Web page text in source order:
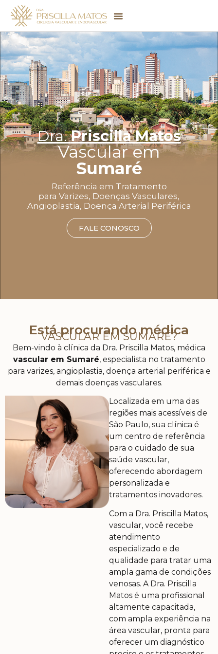
Dra.Priscilla Matos
Vascular em
Sumaré
Referência em Tratamento
para Varizes, Doenças Vasculares,
Angioplastia, Doença Arterial Periférica
FALE CONOSCO
Está procurando médica
VASCULAR EM SUMARÉ?
Bem-vindo à clínica da Dra. Priscilla Matos, médica
vascular em Sumaré, especialista no tratamento
para varizes, angioplastia, doença arterial periférica e
demais doenças vasculares.
Localizada em uma das
regiões mais acessíveis de
São Paulo, sua clínica é
um centro de referência
para o cuidado de sua
saúde vascular,
oferecendo abordagem
personalizada e
tratamentos inovadores.
Com a Dra. Priscilla Matos,
vascular, você recebe
atendimento
especializado e de
qualidade para tratar uma
ampla gama de condições
venosas. A Dra. Priscilla
Matos é uma profissional
altamente capacitada,
com ampla experiência na
área vascular, pronta para
oferecer um diagnóstico